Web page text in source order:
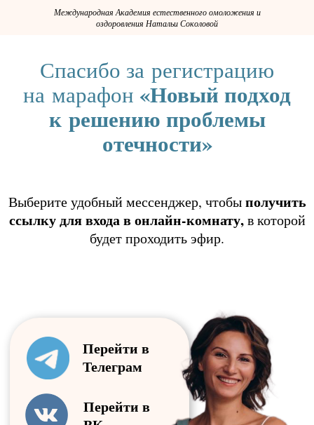
Международная Академия естественного омоложения и
оздоровления Натальи Соколовой
на марафон«Новый подход
к решению проблемы
отечности»
Выберите удобный мессенджер, чтобыполучить
Перейти в